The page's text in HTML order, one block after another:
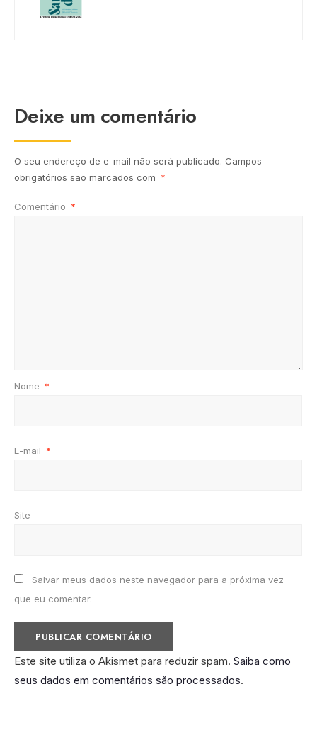
Deixe um comentário
O seu endereço de e-mail não será publicado. Campos
obrigatórios são marcados com *
Comentário *
Nome *
E-mail *
Site
Salvar meus dados neste navegador para a próxima vez
que eu comentar.
Este site utiliza o Akismet para reduzir spam. Saiba como
seus dados em comentários são processados.